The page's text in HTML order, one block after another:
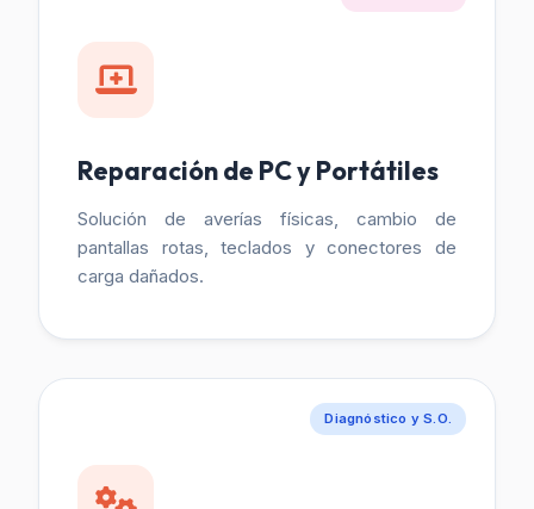
Reparación de PC y Portátiles
Solución de averías físicas, cambio de
pantallas rotas, teclados y conectores de
carga dañados.
Diagnóstico y S.O.